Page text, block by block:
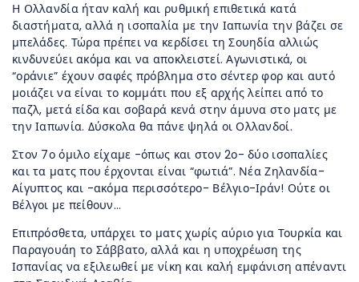
Η Ολλανδία ήταν καλή και ρυθμική επιθετικά κατά
διαστήματα, αλλά η ισοπαλία με την Ιαπωνία την βάζει σε
μπελάδες. Τώρα πρέπει να κερδίσει τη Σουηδία αλλιώς
κινδυνεύει ακόμα και να αποκλειστεί. Αγωνιστικά, οι
“οράνιε” έχουν σαφές πρόβλημα στο σέντερ φορ και αυτό
μοιάζει να είναι το κομμάτι που εξ αρχής λείπει από το
παζλ, μετά είδα και σοβαρά κενά στην άμυνα στο ματς με
την Ιαπωνία. Δύσκολα θα πάνε ψηλά οι Ολλανδοί.
Στον 7ο όμιλο είχαμε -όπως και στον 2ο- δύο ισοπαλίες
και τα ματς που έρχονται είναι “φωτιά”. Νέα Ζηλανδία-
Αίγυπτος και -ακόμα περισσότερο- Βέλγιο-Ιράν! Ούτε οι
Βέλγοι με πείθουν…
Επιπρόσθετα, υπάρχει το ματς χωρίς αύριο για Τουρκία και
Παραγουάη το Σάββατο, αλλά και η υποχρέωση της
Ισπανίας να εξιλεωθεί με νίκη και καλή εμφάνιση απέναντι